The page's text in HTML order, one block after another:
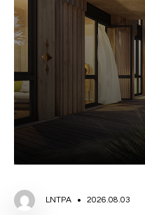
LNTPA 2026.08.03